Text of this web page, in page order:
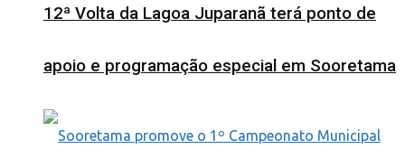
12ª Volta da Lagoa Juparanã terá ponto de
apoio e programação especial em Sooretama